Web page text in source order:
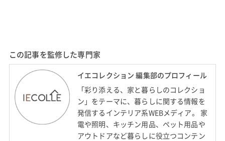
この記事を監修した専門家
イエコレクション 編集部のプロフィール
「彩り添える、家と暮らしのコレクショ
ン」をテーマに、暮らしに関する情報を
発信するインテリア系WEBメディア。 家
電や照明、キッチン用品、ペット用品や
アウトドアなど暮らしに役立つコンテン